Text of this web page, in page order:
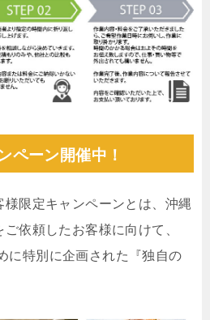
ペーン開催中！
限定キャンペーンとは、沖縄
依頼したお客様に向けて、
に特別に企画された『独自の